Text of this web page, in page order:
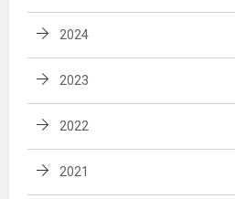
2024
2023
2022
2021